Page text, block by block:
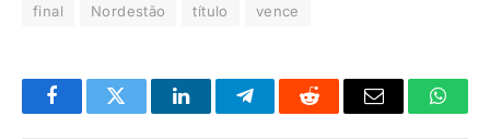
final
Nordestão título vence
FacebookTwitter LinkedInTelegramaReddit
E-